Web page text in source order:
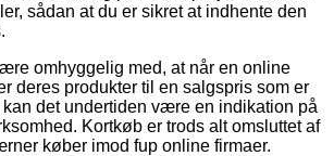
sådan at du er sikret at indhente den
omhyggelig med, at når en online
deres produkter til en salgspris som er
det undertiden være en indikation på
Kortkøb er trods alt omsluttet af
køber imod fup online firmaer.